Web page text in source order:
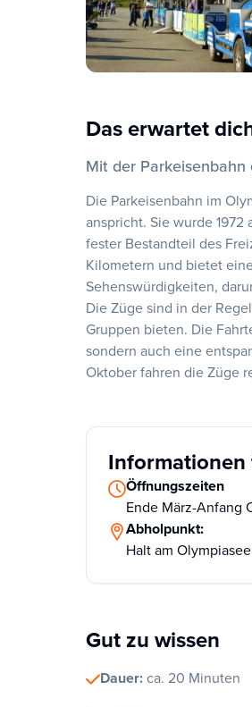
Das erwartet
Mit der
Die Parkeisenbahn im
anspricht. Sie wurde
fester Bestandteil des
Kilometern und bietet
Sehenswürdigkeiten,
Die Züge sind in der
Gruppen bieten. Die
sondern auch eine
Oktober fahren die Züge
Öffnungszeiten
Ende März-Anfang
Abholpunkt:
Halt am
Gut zu wissen
Dauer:ca. 20 Minuten